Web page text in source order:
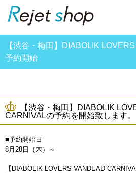
【渋谷・梅田】DIABOLIK
予約開始
【渋谷・梅田】DIABOLIK
CARNIVALの予約を開始致します。
■予約開始日
8月28日（木）～
【DIABOLIK LOVERS VANDEAD